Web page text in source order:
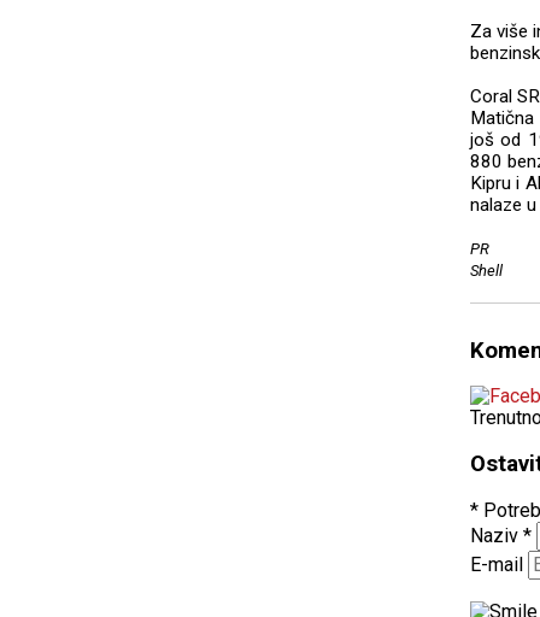
Za više
Coral
Matična
još od
880
Kipru i
nalaze
PR
Shell
*
Naziv *
E-mail